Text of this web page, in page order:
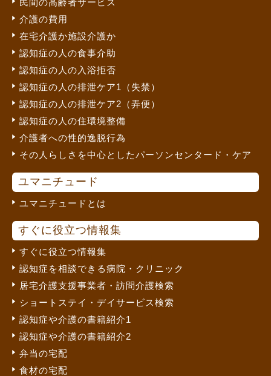
民間の高齢者サービス
介護の費用
在宅介護か施設介護か
認知症の人の食事介助
認知症の人の入浴拒否
認知症の人の排泄ケア1（失禁）
認知症の人の排泄ケア2（弄便）
認知症の人の住環境整備
介護者への性的逸脱行為
その人らしさを中心としたパーソンセンタード・ケア
ユマニチュード
ユマニチュードとは
すぐに役立つ情報集
すぐに役立つ情報集
認知症を相談できる病院・クリニック
居宅介護支援事業者・訪問介護検索
ショートステイ・デイサービス検索
認知症や介護の書籍紹介1
認知症や介護の書籍紹介2
弁当の宅配
食材の宅配